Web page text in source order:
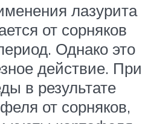
лазурита
от сорняков
Однако это
действие. При
в результате
от сорняков,